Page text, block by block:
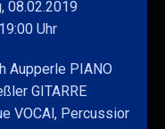
08.02.2019
Uhr
Aupperle PIANO
GITARRE
VOCAl, Percussion